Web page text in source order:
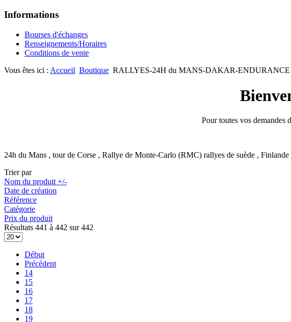
Informations
Bourses d'échanges
Renseignements/Horaires
Conditions de vente
Vous êtes ici : Accueil Boutique RALLYES-24H du MANS-DAKAR-ENDURANCE
Pour toutes vos demandes
24h du Mans , tour de Corse , Rallye de Monte-Carlo (RMC) rallyes de suède ,
Trier par
Nom du produit +/-
Date de création
Référence
Catégorie
Prix du produit
Résultats 441 à 442 sur 442
Début
Précédent
14
15
16
17
18
19